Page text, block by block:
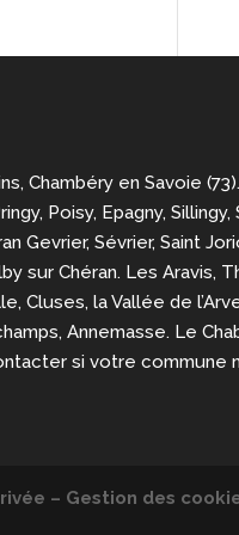
Chambéry en Savoie (73).
Poisy, Epagny, Sillingy,
Gevrier, Sévrier, Saint
sur Chéran. Les Aravis,
Cluses, la Vallée de
Annemasse. Le
si votre commune
– Gestion des